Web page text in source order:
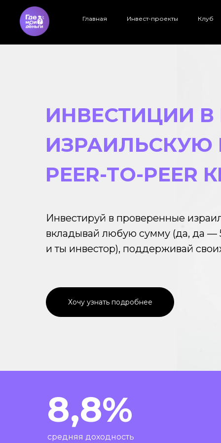
Главная Инвест-проекты Клуб
Инвестируй в проверенные
вкладывай любую сумму (да, да
и ты инвестор), поддерживай
ИНВЕСТИЦИИ
PEER-TO-
Хочу узнать подробнее
8,8%
средняя доходность